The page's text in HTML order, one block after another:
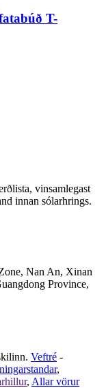
T-
vinsamlegast
innan sólarhrings.
Nan An, Xinan
Province,
Veftré -
,
, Allar vörur